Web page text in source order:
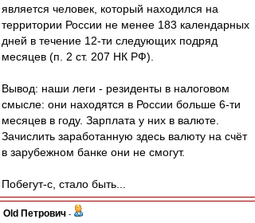
является человек, который находился на
территории России не менее 183 календарных
дней в течение 12-ти следующих подряд
месяцев (п. 2 ст. 207 НК РФ).
Вывод: наши леги - резиденты в налоговом
смысле: они находятся в России больше 6-ти
месяцев в году. Зарплата у них в валюте.
Зачислить заработанную здесь валюту на счёт
в зарубежном банке они не смогут.
Побегут-с, стало быть...
Old Петрович -